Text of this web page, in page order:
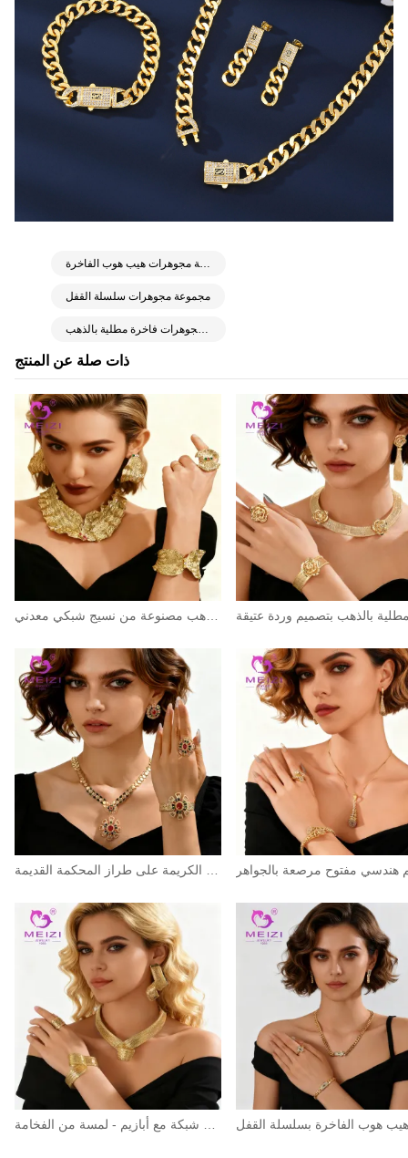
ذات صلة عن المنتج
مجموعة مجوهرات مطلية بالذهب مصنوعة من نسيج شبكي معدني
مجموعة مجوهرات مطلية بالذهب من الأحجار الكريمة على طراز المحكمة القديمة
مجموعة مجوهرات معدنية منسوجة من شبكة مع أبازيم - لمسة من الفخامة
مجموعة مجوهرات هيب هوب الفاخرة
مجموعة مجوهرات سلسلة القفل
مجموعة مجوهرات فاخرة مطلية بالذهب